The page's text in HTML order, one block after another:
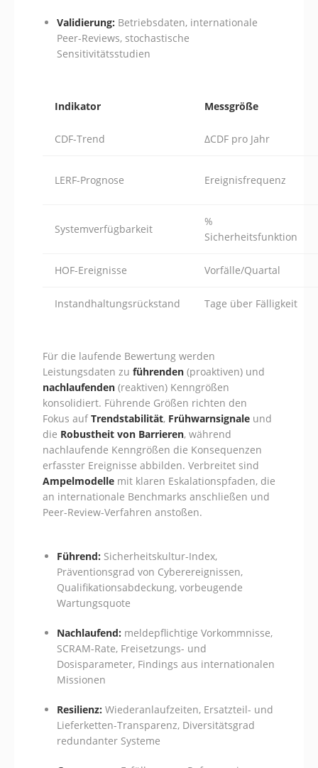
Validierung: Betriebsdaten, internationale
Peer-Reviews, stochastische
Sensitivitätsstudien
Indikator Messgröße
CDF-Trend ΔCDF pro Jahr
LERF-Prognose Ereignisfrequenz
Systemverfügbarkeit
%
Sicherheitsfunktion
HOF-Ereignisse Vorfälle/Quartal
Instandhaltungsrückstand Tage über Fälligkeit
Für die laufende Bewertung werden
Leistungsdaten zu führenden (proaktiven) und
nachlaufenden (reaktiven) Kenngrößen
konsolidiert. Führende Größen richten den
Fokus auf Trendstabilität, Frühwarnsignale und
die Robustheit von Barrieren, während
nachlaufende Kenngrößen die Konsequenzen
erfasster Ereignisse abbilden. Verbreitet sind
Ampelmodelle mit klaren Eskalationspfaden, die
an internationale Benchmarks anschließen und
Peer-Review-Verfahren anstoßen.
Führend: Sicherheitskultur-Index,
Präventionsgrad von Cyberereignissen,
Qualifikationsabdeckung, vorbeugende
Wartungsquote
Nachlaufend: meldepflichtige Vorkommnisse,
SCRAM-Rate, Freisetzungs- und
Dosisparameter, Findings aus internationalen
Missionen
Resilienz: Wiederanlaufzeiten, Ersatzteil- und
Lieferketten-Transparenz, Diversitätsgrad
redundanter Systeme